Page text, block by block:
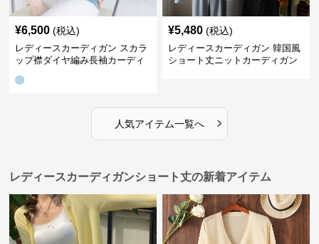
¥6,500 (税込)
レディースカーディガン スカラ
ップ襟ダイヤ編み長袖カーディ
¥5,480 (税込)
レディースカーディガン 韓国風
ショート丈ニットカーディガン
人気アイテム一覧へ ›
レディースカーディガンショート丈の新着アイテム